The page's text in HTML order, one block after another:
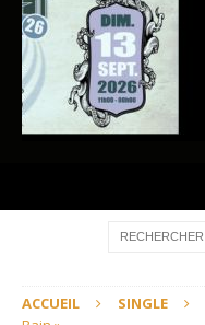
ACCUEIL SINGLE